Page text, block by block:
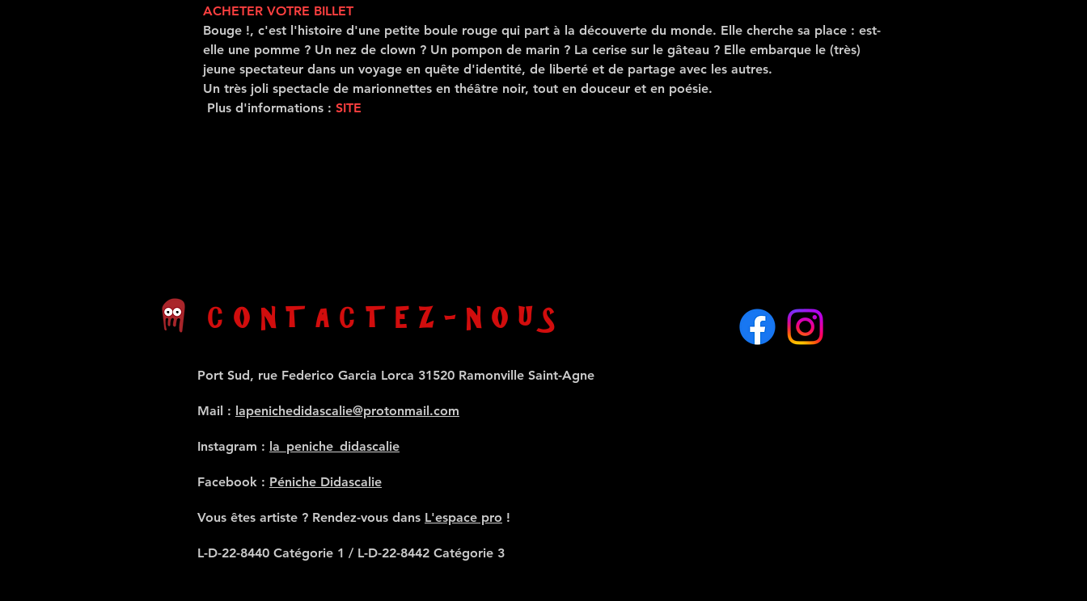
ACHETER VOTRE BILLET
Bouge !, c'est l'histoire d'une petite boule rouge qui part à la découverte du monde. Elle cherche sa place : est-
elle une pomme ? Un nez de clown ? Un pompon de marin ? La cerise sur le gâteau ? Elle embarque le (très)
jeune spectateur dans un voyage en quête d'identité, de liberté et de partage avec les autres.
Un très joli spectacle de marionnettes en théâtre noir, tout en douceur et en poésie.
Plus d'informations : SITE
CONTACTEZ-NOUS
Port Sud, rue Federico Garcia Lorca 31520 Ramonville Saint-Agne
Mail : lapenichedidascalie@protonmail.com
Instagram : la_peniche_didascalie
Facebook : Péniche Didascalie
Vous êtes artiste ? Rendez-vous dans L'espace pro !
L-D-22-8440 Catégorie 1 / L-D-22-8442 Catégorie 3